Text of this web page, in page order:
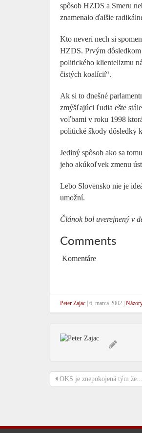
spôsob HZDS a Smeru
znamenalo ďalšie
Kto neverí nech si
HZDS. Prvým dôsledkom
politického klientelizmu
čistých koalícií“.
Ak si to dnešné
zmýšľajúci ľudia ešte
voľbami v roku 1998
politické škody dôsledky
Jediný spôsob ako sa
jeho akúkoľvek zmenu
Lebo Slovensko nie je
umožní.
Článok bol uverejnený v
Comments
Komentáre
Peter Zajac 6. marca 2002
OKS je znepokojená tým že...